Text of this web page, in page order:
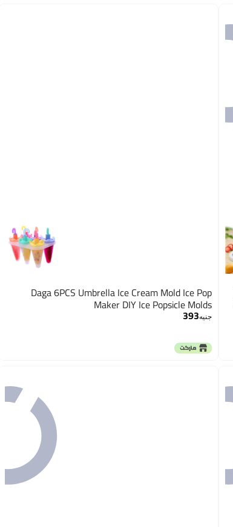
Daga 6PCS Umbrella Ice Cream Mold Ice Pop
Maker DIY Ice Popsicle Molds
جنيه393